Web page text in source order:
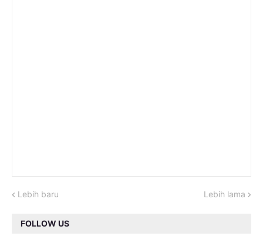
Lebih baru Lebih lama
FOLLOW US